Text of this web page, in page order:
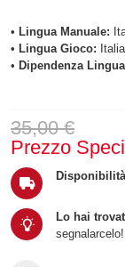
• Lingua Manuale:
• Lingua Gioco:
• Dipendenza
35,00 €
Prezzo
Lo hai
segnalarcelo!